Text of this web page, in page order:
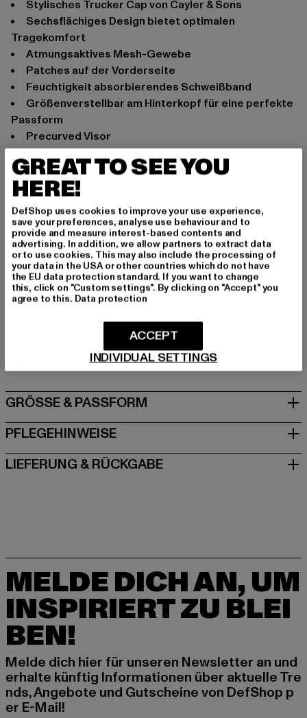
Stylisches Trucker Cap von Cayler & Sons
Sechsflächiges Design bietet optimalen
Tragekomfort
Atmungsaktives Mesh-Gewebe
Patches auf der Vorderseite
Feuchtigkeit absorbierendes Schweißband
Größenverstellbar am Hinterkopf für eine perfekte
Passform
Precurved Visor
Anlass: Alltag, Freizeit
Verschlussarten: Buttonstrap
Marke: Cayler & Sons
Kat.: Trucker
Farbe: schwarz
Hersteller Farbe: black/mc
Materialzusammensetzung: 100% Polyester, 100%
Baumwolle
Art.Nr: CS3011-01193
Hersteller: TB International GmbH |info@tbint.de
Dr.-Robert-Murjahn-Straße 7 | 64372 Ober-Ramstadt |
GRÖSSE & PASSFORM
PFLEGEHINWEISE
LIEFERUNG & RÜCKGABE
MELDE DICH AN, UM
INSPIRIERT ZU BLEI
BEN!
Melde dich hier für unseren Newsletter an und
erhalte künftig Informationen über aktuelle Tre
nds, Angebote und Gutscheine von DefShop p
er E-Mail!
GREAT TO SEE YOU
HERE!
DefShop uses cookies to improve your use experience,
save your preferences, analyse use behaviour and to
provide and measure interest-based contents and
advertising. In addition, we allow partners to extract data
or to use cookies. This may also include the processing of
your data in the USA or other countries which do not have
the EU data protection standard. If you want to change
this, click on "Custom settings". By clicking on "Accept" you
agree to this. Data protection
INDIVIDUAL SETTINGS
ACCEPT